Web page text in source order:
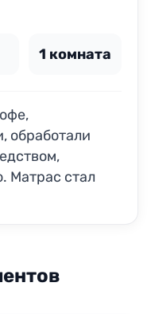
1 комната
обработали
Матрас стал